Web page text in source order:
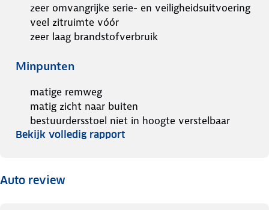
zeer omvangrijke serie- en veiligheidsuitvoering
veel zitruimte vóór
zeer laag brandstofverbruik
Minpunten
matige remweg
matig zicht naar buiten
bestuurdersstoel niet in hoogte verstelbaar
Bekijk volledig rapport
Auto review